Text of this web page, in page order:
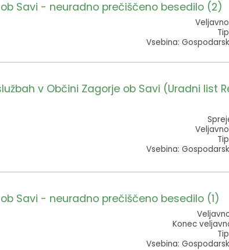
Savi - neuradno prečiščeno besedilo (2)
Vsebina:
v Občini Zagorje ob Savi (Uradni list
Vsebina:
Savi - neuradno prečiščeno besedilo (1)
Konec
Vsebina: